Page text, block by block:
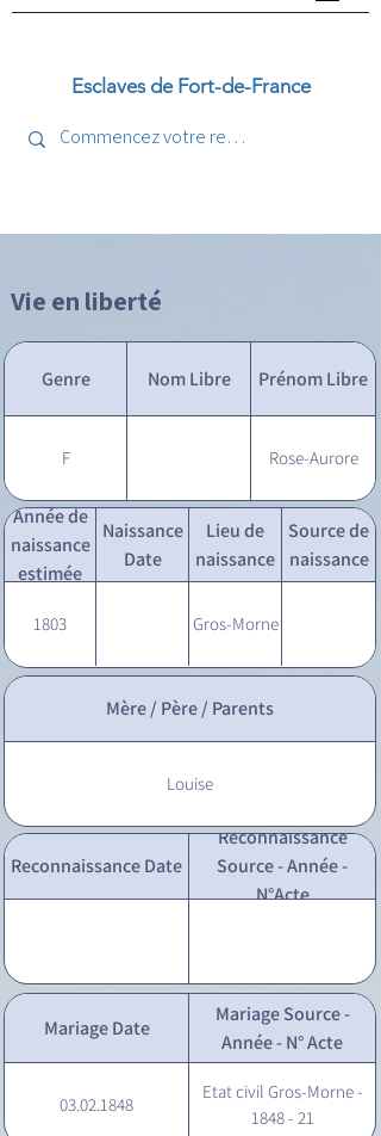
Esclaves de Fort-de-France
Vie en liberté
Genre Nom Libre Prénom Libre
F Rose-Aurore
Année de
naissance
estimée
Naissance
Date
Lieu de
naissance
Source de
naissance
1803 Gros-Morne
Mère / Père / Parents
Louise
Reconnaissance Date
Reconnaissance
Source - Année -
N°Acte
Mariage Date
Mariage Source -
Année - N° Acte
03.02.1848
Etat civil Gros-Morne -
1848 - 21